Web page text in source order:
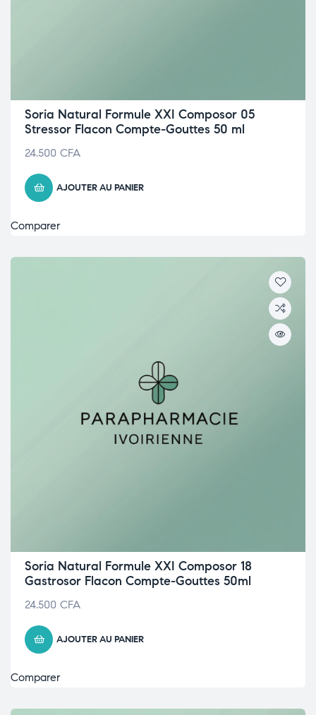
Soria Natural Formule XXI Composor 05
Stressor Flacon Compte-Gouttes 50 ml
24.500 CFA
AJOUTER AU PANIER
Comparer
Soria Natural Formule XXI Composor 18
Gastrosor Flacon Compte-Gouttes 50ml
24.500 CFA
AJOUTER AU PANIER
Comparer